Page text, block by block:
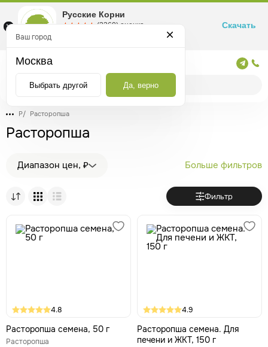
Р/ Расторопша
Расторопша
Диапазон цен, ₽ Больше фильтров
Фильтр
4.8
Расторопша семена, 50 г
Расторопша
4.9
Расторопша семена. Для
печени и ЖКТ, 150 г
Ваш город
Москва
Выбрать другой Да, верно
Русские Корни
☆☆☆☆☆
★★★★★ (2360) оценка
Маркетплейс товаров для здоровья
Скачать